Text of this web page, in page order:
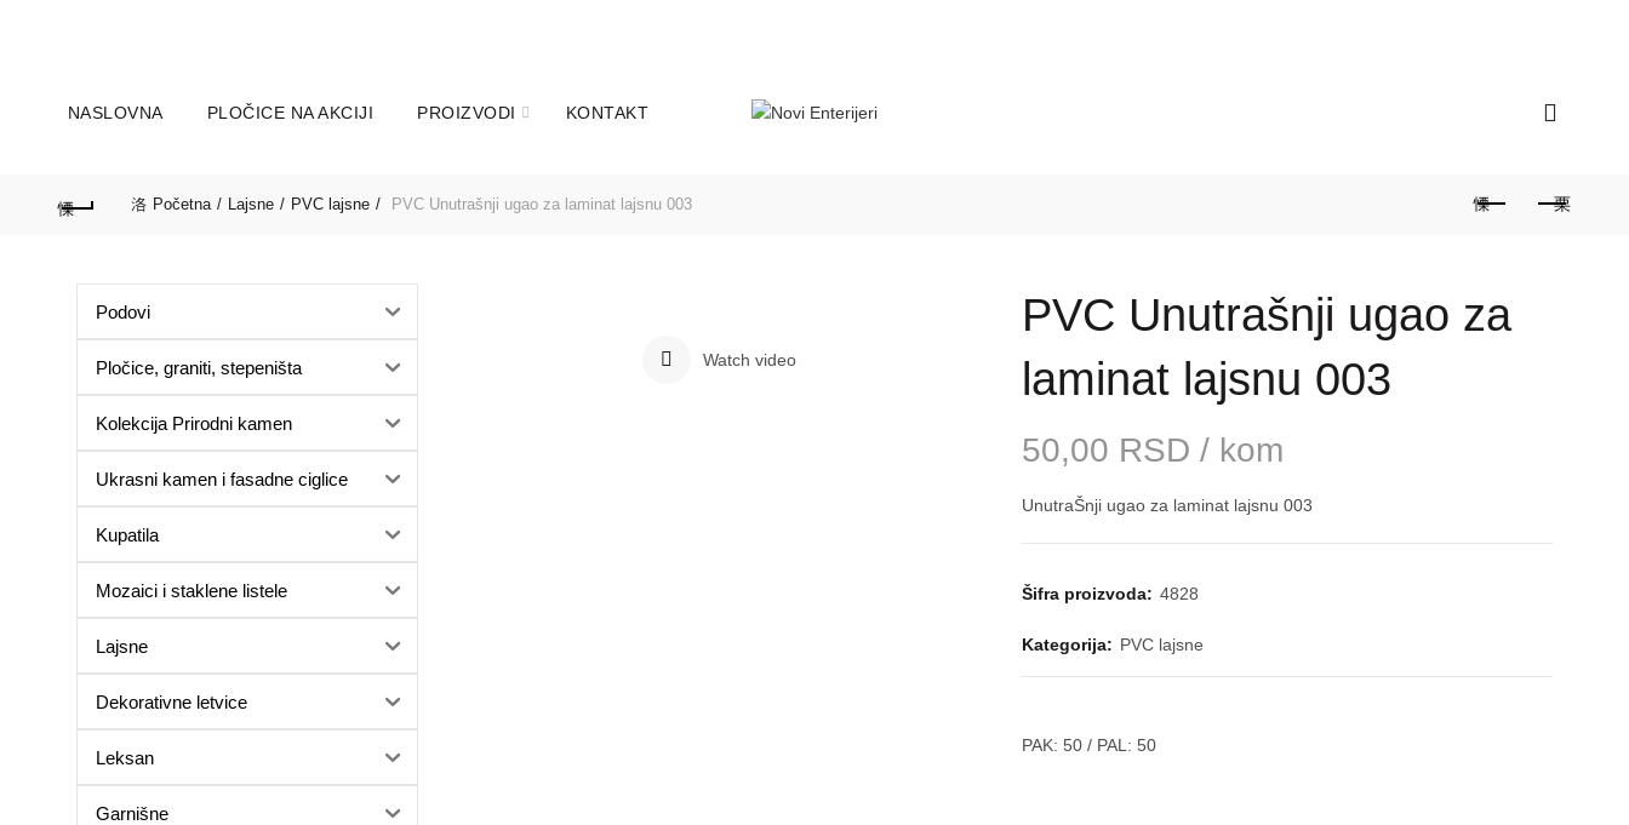
NASLOVNA PLOČICE NA AKCIJI PROIZVODI KONTAKT
Početna Lajsne PVC lajsne PVC Unutrašnji ugao za laminat lajsnu 003
Watch video
PVC Unutrašnji ugao za
laminat lajsnu 003
50,00 RSD / kom
UnutraŠnji ugao za laminat lajsnu 003
Šifra proizvoda: 4828
Kategorija: PVC lajsne
PAK:50 / PAL:50
Podovi
Pločice, graniti, stepeništa
Kolekcija Prirodni kamen
Ukrasni kamen i fasadne ciglice
Kupatila
Mozaici i staklene listele
Lajsne
Dekorativne letvice
Leksan
Garnišne